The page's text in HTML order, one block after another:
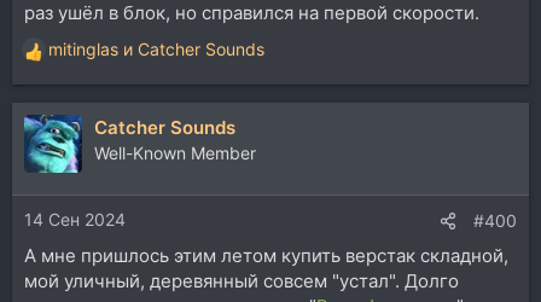
раз ушёл в блок, но справился на первой скорости.
Р
е
а
к
ц
и
и
:
mitinglas и Catcher Sounds
Catcher Sounds
Well-Known Member
14 Сен 2024 #400
А мне пришлось этим летом купить верстак складной,
мой уличный, деревянный совсем "устал". Долго